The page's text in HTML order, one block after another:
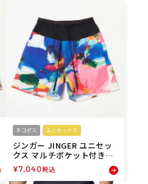
ネコポス ユニセックス
ジンガー JINGER ユニセッ
クス マルチポケット付きラ
ンニングパンツ ランニング
ショートパンツ J-2080-WH
¥7,040税込